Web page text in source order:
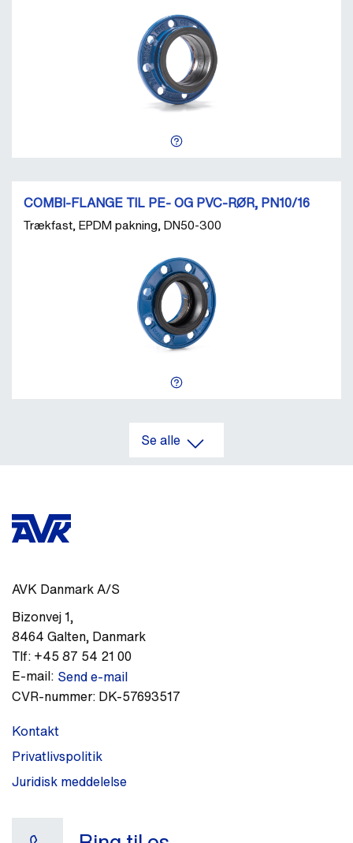
COMBI-FLANGE TIL PE- OG PVC-RØR, PN10/16
Trækfast, EPDM pakning, DN50-300
Se alle
AVK Danmark A/S
Bizonvej 1,
8464 Galten, Danmark
Tlf: +45 87 54 21 00
E-mail: Send e-mail
CVR-nummer: DK-57693517
Kontakt
Privatlivspolitik
Juridisk meddelelse